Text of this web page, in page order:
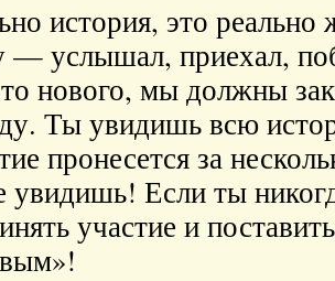
история, это реально
— услышал, приехал,
нового, мы должны
Ты увидишь всю
пронесется за
увидишь! Если ты
участие и